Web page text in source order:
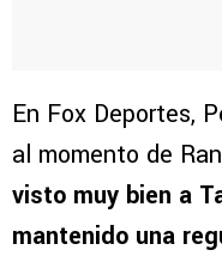
En Fox Deportes,
al momento de
visto muy bien a
mantenido una